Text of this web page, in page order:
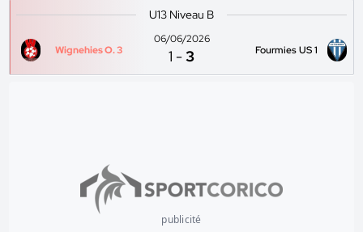
U13 Niveau B
Wignehies O. 3
06/06/2026
1 -3 Fourmies US 1
publicité